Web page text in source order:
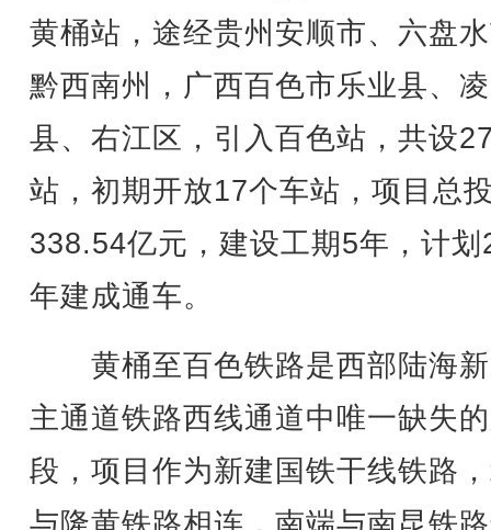
黄桶站，途经贵州安顺市、六盘
黔西南州，广西百色市乐业县、
县、右江区，引入百色站，共设
站，初期开放17个车站，项目总
338.54亿元，建设工期5年，计划
年建成通车。
黄桶至百色铁路是西部陆海
主通道铁路西线通道中唯一缺失
段，项目作为新建国铁干线铁路
与隆黄铁路相连，南端与南昆铁